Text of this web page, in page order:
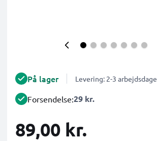
På lager Levering: 2-3 arbejdsdage
Forsendelse:29 kr.
89,00 kr.